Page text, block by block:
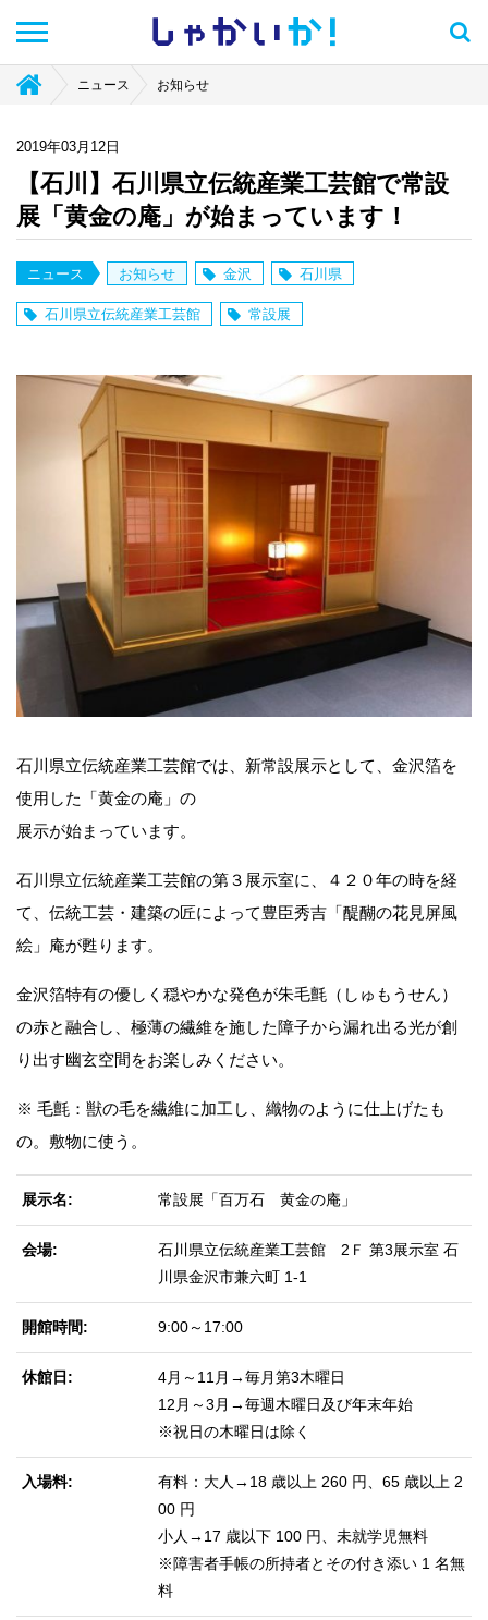
しゃかい か！
ニュース お知らせ
2019年03月12日
【石川】石川県立伝統産業工芸館で常設
展「黄金の庵」が始まっています！
ニュース お知らせ 金沢 石川県
石川県立伝統産業工芸館 常設展
石川県立伝統産業工芸館では、新常設展示として、金沢箔を
使用した「黄金の庵」の
展示が始まっています。
石川県立伝統産業工芸館の第３展示室に、４２０年の時を経
て、伝統工芸・建築の匠によって豊臣秀吉「醍醐の花見屏風
絵」庵が甦ります。
金沢箔特有の優しく穏やかな発色が朱毛氈（しゅもうせん）
の赤と融合し、極薄の繊維を施した障子から漏れ出る光が創
り出す幽玄空間をお楽しみください。
※ 毛氈：獣の毛を繊維に加工し、織物のように仕上げたも
の。敷物に使う。
展示名 常設展「百万石 黄金の庵」
会場
石川県立伝統産業工芸館 2Ｆ 第3展示室 石
川県金沢市兼六町 1-1
開館時間 9:00～17:00
休館日
4月～11月→毎月第3木曜日
12月～3月→毎週木曜日及び年末年始
※祝日の木曜日は除く
入場料
有料：大人→18 歳以上 260 円、65 歳以上 2
00 円
小人→17 歳以下 100 円、未就学児無料
※障害者手帳の所持者とその付き添い 1 名無
料